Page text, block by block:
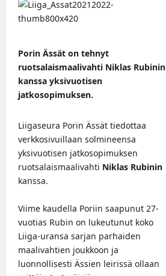
Porin Ässät on tehnyt
ruotsalaismaalivahti Niklas Rubinin
kanssa yksivuotisen
jatkosopimuksen.
Liigaseura Porin Ässät tiedottaa
verkkosivuillaan solmineensa
yksivuotisen jatkosopimuksen
ruotsalaismaalivahti Niklas Rubinin
kanssa.
Viime kaudella Poriin saapunut 27-
vuotias Rubin on lukeutunut koko
Liiga-uransa sarjan parhaiden
maalivahtien joukkoon ja
luonnollisesti Ässien leirissä ollaan